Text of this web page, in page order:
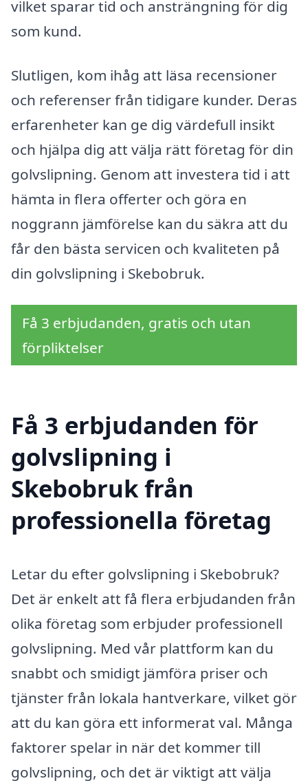
vilket sparar tid och ansträngning för dig
som kund.
Slutligen, kom ihåg att läsa recensioner
och referenser från tidigare kunder. Deras
erfarenheter kan ge dig värdefull insikt
och hjälpa dig att välja rätt företag för din
golvslipning. Genom att investera tid i att
hämta in flera offerter och göra en
noggrann jämförelse kan du säkra att du
får den bästa servicen och kvaliteten på
din golvslipning i Skebobruk.
Få 3 erbjudanden, gratis och utan
förpliktelser
Få 3 erbjudanden för
golvslipning i
Skebobruk från
professionella företag
Letar du efter golvslipning i Skebobruk?
Det är enkelt att få flera erbjudanden från
olika företag som erbjuder professionell
golvslipning. Med vår plattform kan du
snabbt och smidigt jämföra priser och
tjänster från lokala hantverkare, vilket gör
att du kan göra ett informerat val. Många
faktorer spelar in när det kommer till
golvslipning, och det är viktigt att välja